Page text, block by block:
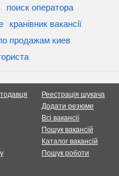
поиск оператора
кранівник вакансії
продажам киев
Реестрація шукача
Додати резюме
Всі вакансії
Пошук вакансій
Каталог вакансій
Пошук роботи